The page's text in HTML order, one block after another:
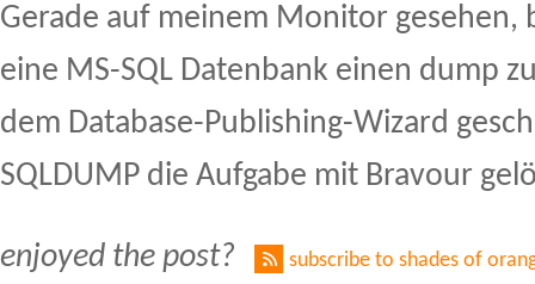
Gerade auf meinem Monitor gesehen,
eine MS-SQL Datenbank einen dump
dem Database-Publishing-Wizard
SQLDUMP die Aufgabe mit Bravour
enjoyed the post? subscribe to shades of